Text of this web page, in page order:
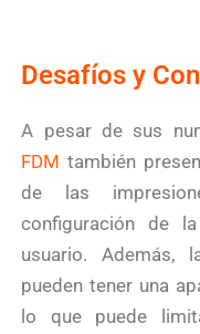
Desafíos y
A pesar de sus
FDM también
de las
configuración de
usuario. Además,
pueden tener una
lo que puede